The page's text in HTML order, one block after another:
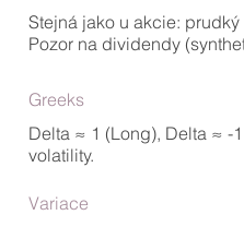
Stejná jako u akcie:
Pozor na dividendy
Greeks
Delta ≈ 1 (Long), Delta ≈ -
volatility.
Variace